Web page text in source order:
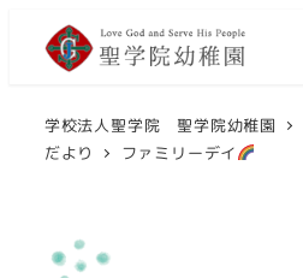
学校法人聖学院 聖学院幼稚園
だより
ファミリーデイ